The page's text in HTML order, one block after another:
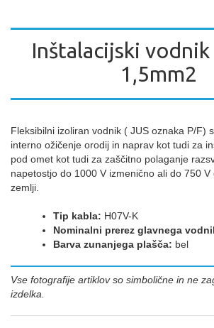
Inštalacijski
1,5mm2
Fleksibilni izoliran vodnik ( JUS oznaka P/F)
interno ožičenje orodij in naprav kot tudi za
pod omet kot tudi za zaščitno polaganje
napetostjo do 1000 V izmenično ali do 750
zemlji.
Tip kabla: H07V-K
Nominalni prerez glavnega
Barva zunanjega plašča: bel
Vse fotografije artiklov so simbolične in ne
izdelka.